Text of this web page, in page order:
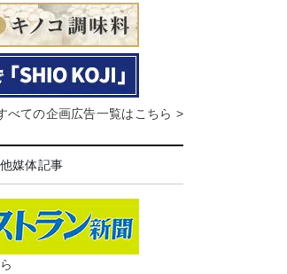
べての企画広告一覧はこちら >
媒体記事